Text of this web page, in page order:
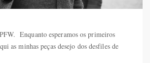
Enquanto esperamos os primeiros
as minhas peças desejo dos desfiles de